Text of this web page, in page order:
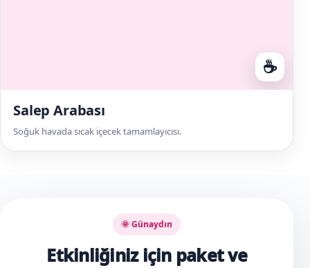
☕
Salep Arabası
Soğuk havada sıcak içecek tamamlayıcısı.
🌞 Günaydın
Etkinliğiniz için paket ve